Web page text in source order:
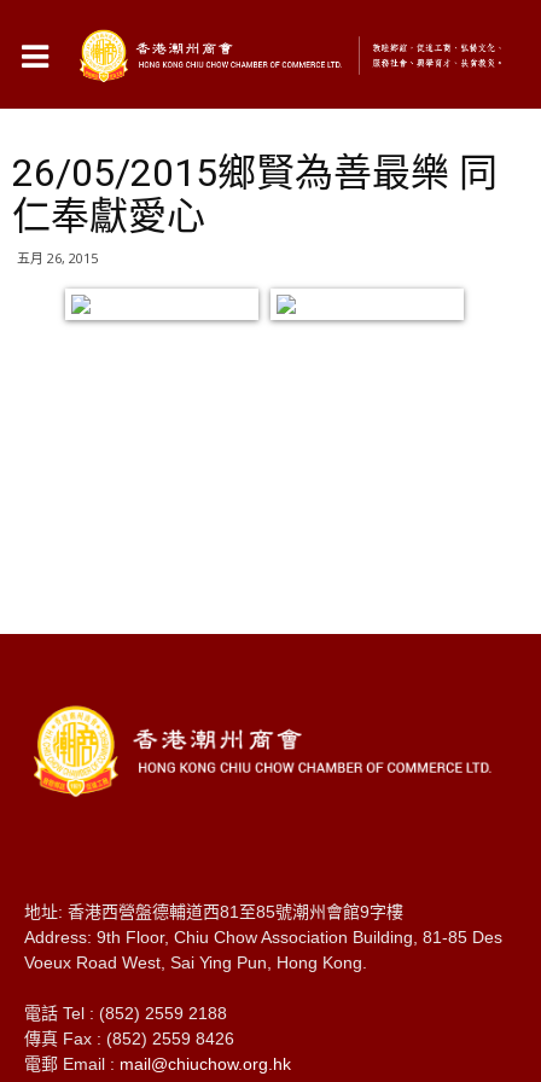
26/05/2015鄉賢為善最樂 同
仁奉獻愛心
五月 26, 2015
地址: 香港西營盤德輔道西81至85號潮州會館9字樓
Address: 9th Floor, Chiu Chow Association Building, 81-85 Des
Voeux Road West, Sai Ying Pun, Hong Kong.
電話 Tel : (852) 2559 2188
傳真 Fax : (852) 2559 8426
電郵 Email : mail@chiuchow.org.hk